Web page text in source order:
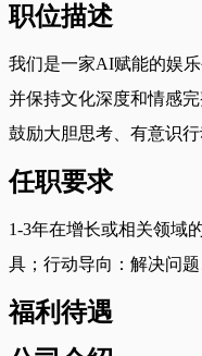
职位描述
我们是一家AI赋能的娱
并保持文化深度和情感
鼓励大胆思考、有意识
任职要求
1-3年在增长或相关领域
具；行动导向：解决问题
福利待遇